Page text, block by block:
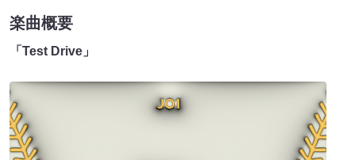
楽曲概要
「Test Drive」